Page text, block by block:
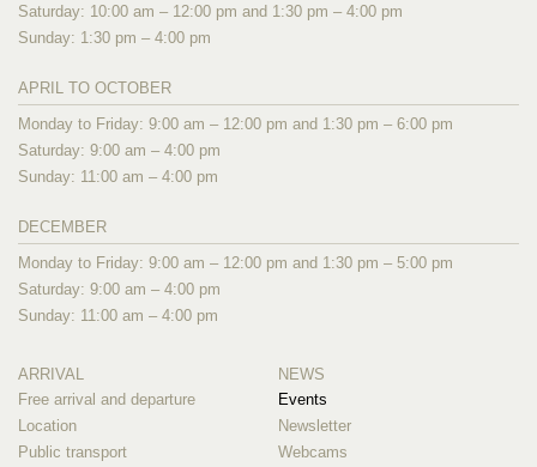
Saturday: 10:00 am – 12:00 pm and 1:30 pm – 4:00 pm
Sunday: 1:30 pm – 4:00 pm
APRIL TO OCTOBER
Monday to Friday: 9:00 am – 12:00 pm and 1:30 pm – 6:00 pm
Saturday: 9:00 am – 4:00 pm
Sunday: 11:00 am – 4:00 pm
DECEMBER
Monday to Friday: 9:00 am – 12:00 pm and 1:30 pm – 5:00 pm
Saturday: 9:00 am – 4:00 pm
Sunday: 11:00 am – 4:00 pm
ARRIVAL
Free arrival and departure
Location
Public transport
NEWS
Events
Newsletter
Webcams